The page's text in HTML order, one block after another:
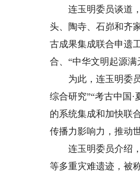
连玉明委员谈道，
头、陶寺、石峁和齐
古成果集成联合申遗
合、“中华文明起源满
为此，连玉明委员
综合研究”“考古中国
的系统集成和加快联
传播力影响力，推动
连玉明委员介绍，
等多重灾难遗迹，被